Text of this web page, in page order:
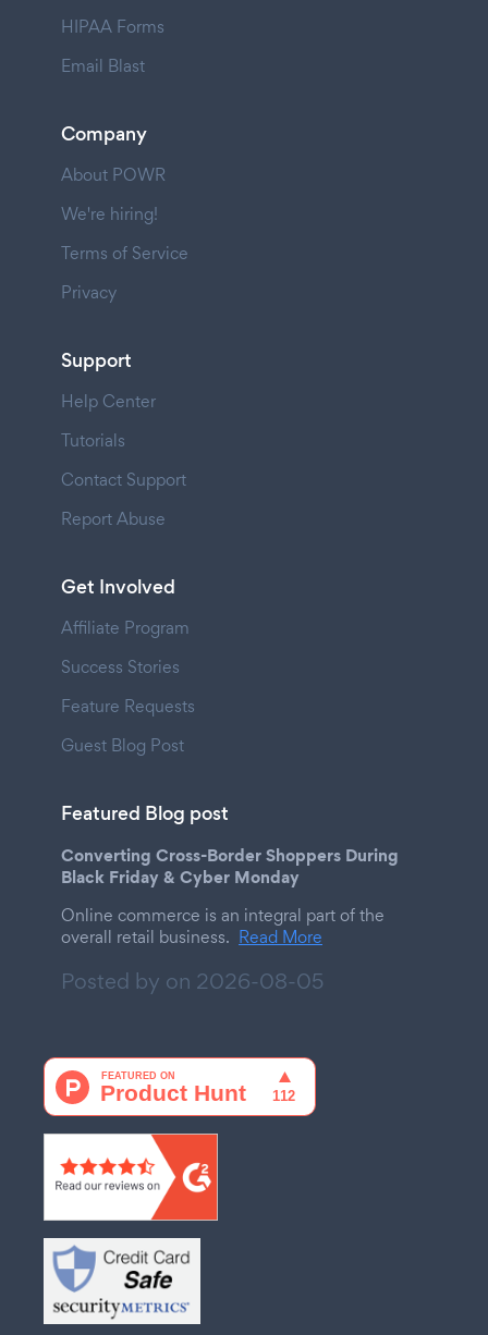
HIPAA Forms
Email Blast
Company
About POWR
We're hiring!
Terms of Service
Privacy
Support
Help Center
Tutorials
Contact Support
Report Abuse
Get Involved
Affiliate Program
Success Stories
Feature Requests
Guest Blog Post
Featured Blog post
Converting Cross-Border Shoppers During
Black Friday & Cyber Monday
Online commerce is an integral part of the
overall retail business. Read More
Posted by on 2026-08-05